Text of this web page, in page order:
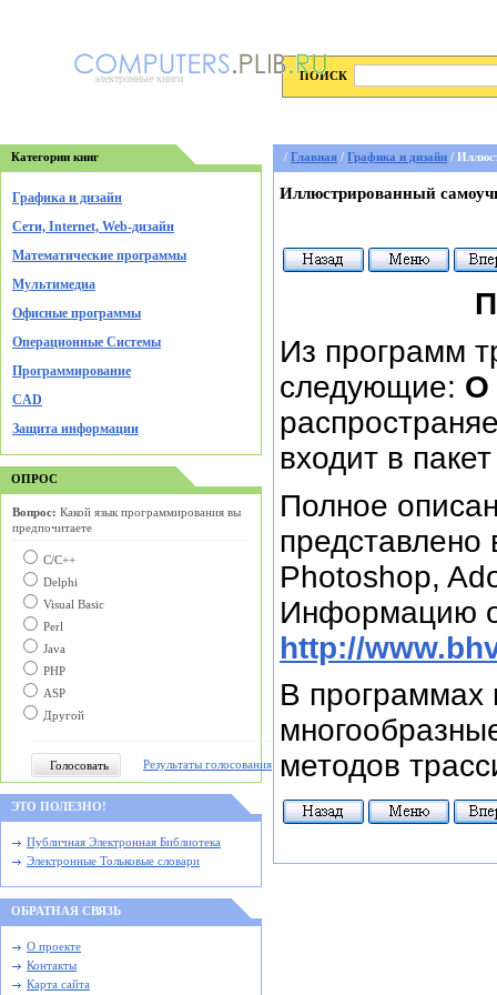
электронные книги ПОИСК
Категории книг
Графика и дизайн
Cети, Internet, Web-дизайн
Математические программы
Мультимедиа
Офисные программы
Операционные Системы
Программирование
CAD
Защита информации
ОПРОС
Вопрос: Какой язык программирования вы
предпочитаете
С/C++
Delphi
Visual Basic
Perl
Java
PHP
ASP
Другой
Результаты голосования
ЭТО ПОЛЕЗНО!
Публичная Электронная Библиотека
Электронные Тольковые словари
ОБРАТНАЯ СВЯЗЬ
О проекте
Контакты
Карта сайта
/ Главная / Графика и дизайн /
Иллюстрированный
Из программ
следующие: О
входит в
Полное
представлено
Photoshop,
Информацию
http://
В программах
методов